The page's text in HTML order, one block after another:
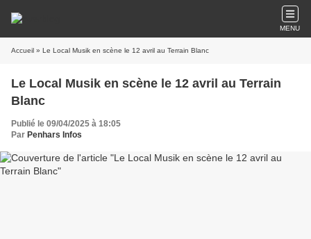
MENU
Accueil » Le Local Musik en scène le 12 avril au Terrain Blanc
Le Local Musik en scène le 12 avril au Terrain
Blanc
Publié le 09/04/2025 à 18:05
Par Penhars Infos